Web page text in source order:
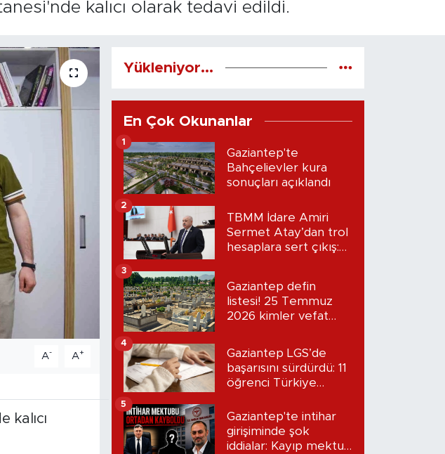
kalıcı olarak tedavi edildi.
A- A+
kalıcı
Yükleniyor...
En Çok Okunanlar
Gaziantep'te
Bahçelievler kura
sonuçları açıklandı
1
TBMM İdare Amiri
Sermet Atay’dan trol
hesaplara sert çıkış:
2
Gaziantep defin
listesi! 25 Temmuz
2026 kimler vefat
3
Gaziantep LGS’de
başarısını sürdürdü: 11
öğrenci Türkiye
4
Gaziantep'te intihar
girişiminde şok
iddialar: Kayıp mektup
5